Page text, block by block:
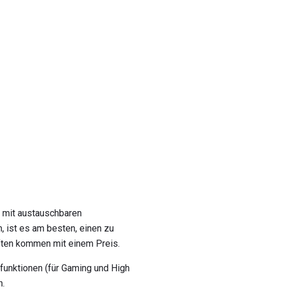
austauschbaren
ist es am besten, einen zu
kommen mit einem Preis.
(für Gaming und High